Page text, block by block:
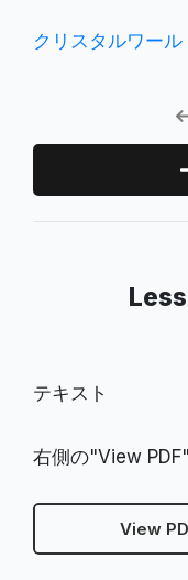
クリスタルワール
テキスト
右側の"View
View